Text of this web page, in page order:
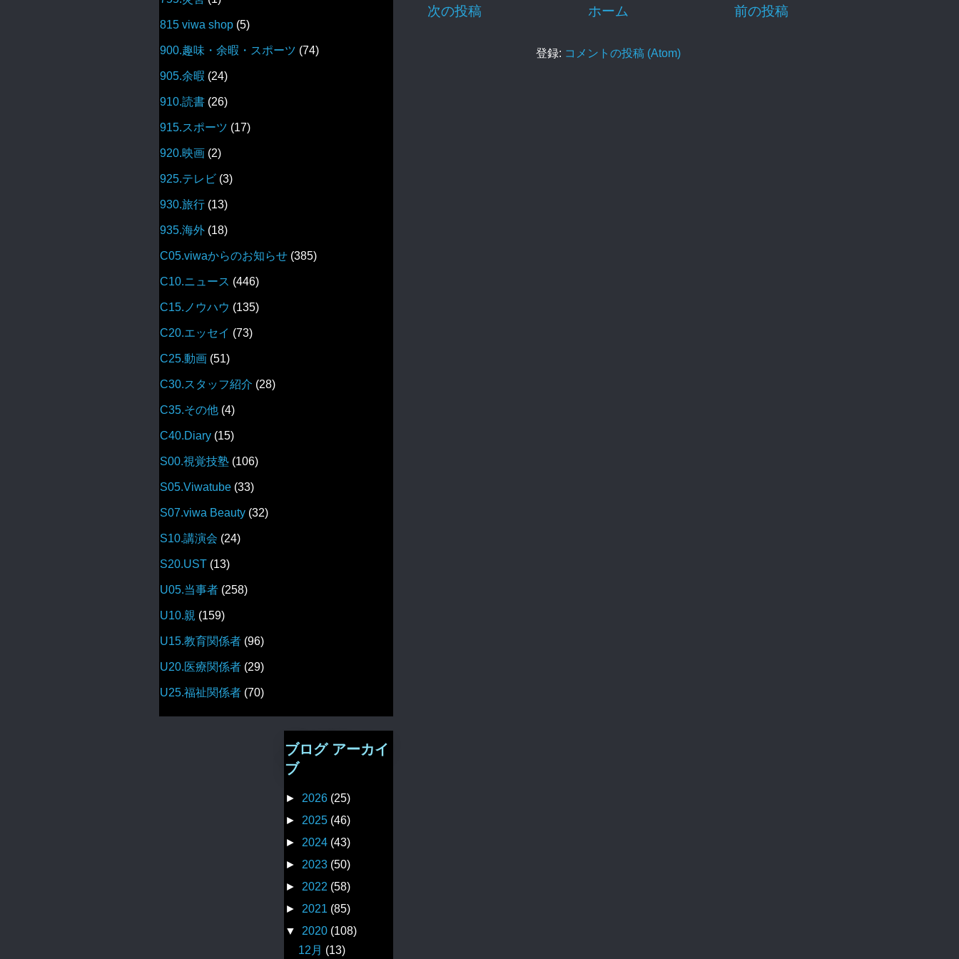
次の投稿 前の投稿
ホーム
登録: コメントの投稿 (Atom)
815 viwa shop (5)
900.趣味・余暇・スポーツ (74)
905.余暇 (24)
910.読書 (26)
915.スポーツ (17)
920.映画 (2)
925.テレビ (3)
930.旅行 (13)
935.海外 (18)
C05.viwaからのお知らせ (385)
C10.ニュース (446)
C15.ノウハウ (135)
C20.エッセイ (73)
C25.動画 (51)
C30.スタッフ紹介 (28)
C35.その他 (4)
C40.Diary (15)
S00.視覚技塾 (106)
S05.Viwatube (33)
S07.viwa Beauty (32)
S10.講演会 (24)
S20.UST (13)
U05.当事者 (258)
U10.親 (159)
U15.教育関係者 (96)
U20.医療関係者 (29)
U25.福祉関係者 (70)
ブログ アーカイ
ブ
► 2026 (25)
► 2025 (46)
► 2024 (43)
► 2023 (50)
► 2022 (58)
► 2021 (85)
▼ 2020 (108)
12月 (13)